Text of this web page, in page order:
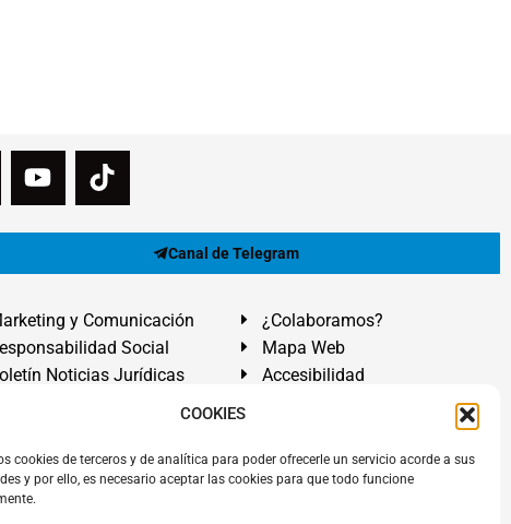
COOKIES
cookies de terceros y de analítica para poder ofrecerle un servicio acorde a sus
y por ello, es necesario aceptar las cookies para que todo funcione
Canal de Telegram
y Comunicación
Social
Noticias Jurídicas
¿Colaboramos?
Mapa Web
Accesibilidad
Granadilla de Abona, Santa Cruz de Tenerife. Islas Canarias.
El Médano